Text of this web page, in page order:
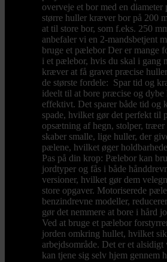
overveje et bor med en diameter
større huller kræver bor på 200
at til store bor, som f.eks. 250
anbefaler vi en 2-mandsbetjent
bruge et pælebor Der er mange
i et pælebor, hvis du skal i gang
kræver at få gravet præcise
de største fordele: Spar tid og
ideelt til at bore præcise og
effektivt. Det sparer både tid
spade, hvilket gør det perfekt til
opsætning af hegn, stolper,
skaber smalle, lige huller, der
pælene, hvilket øger
Pas på din krop: Pælebor kan
jordtyper og fås i både
versioner, hvilket gør dem
store opgaver. Motoriserede
benzindrevne modeller,
gør det nemmere at bore i hård
Ved at bruge et pælebor
jorden omkring hullet, hvilket
arbejdsområde. Det er et
kan tjene sig selv hjem gennem